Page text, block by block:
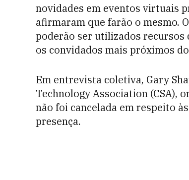
novidades em eventos virtuais
afirmaram que farão o mesmo.
poderão ser utilizados
os convidados mais próximos
Em entrevista coletiva, Gary
Technology Association (CSA),
não foi cancelada em respeito
presença.